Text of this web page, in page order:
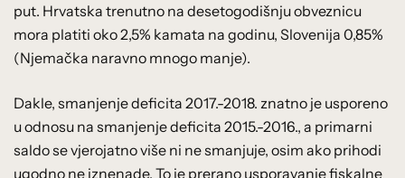
put. Hrvatska trenutno na desetogodišnju obveznicu
mora platiti oko 2,5% kamata na godinu, Slovenija 0,85%
(Njemačka naravno mnogo manje).
Dakle, smanjenje deficita 2017.-2018. znatno je usporeno
u odnosu na smanjenje deficita 2015.-2016., a primarni
saldo se vjerojatno više ni ne smanjuje, osim ako prihodi
ugodno ne iznenade. To je prerano usporavanje fiskalne